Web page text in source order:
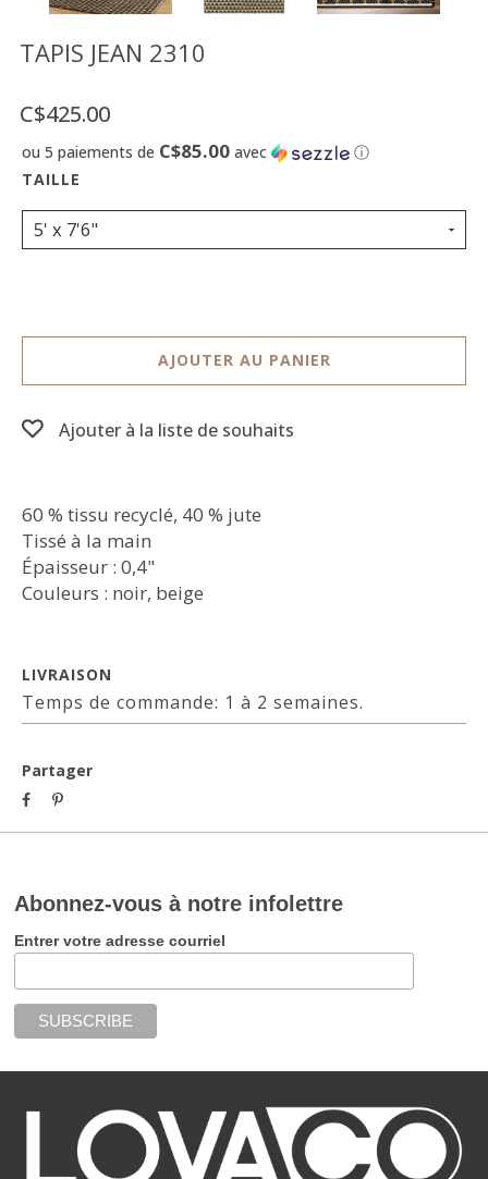
US
TAPIS JEAN 2310
C$425.00
ou 5 paiements de C$85.00 avec ⓘ
5' x 7'6"
AJOUTER AU PANIER
Ajouter à la liste de souhaits
60 % tissu recyclé, 40 % jute
Tissé à la main
Épaisseur : 0,4"
Couleurs : noir, beige
LIVRAISON
Temps de commande: 1 à 2 semaines.
Partager
Abonnez-vous à notre infolettre
Entrer votre adresse courriel